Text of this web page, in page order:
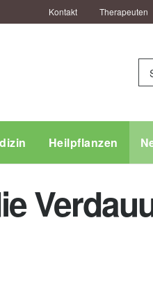
Kontakt Therapeuten
Heilpflanzen